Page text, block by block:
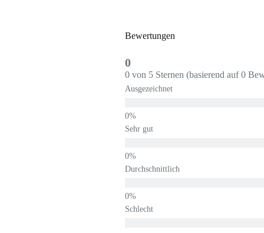
Bewertungen
0
0 von 5 Sternen (basierend auf 0
Ausgezeichnet
Sehr gut
Durchschnittlich
Schlecht